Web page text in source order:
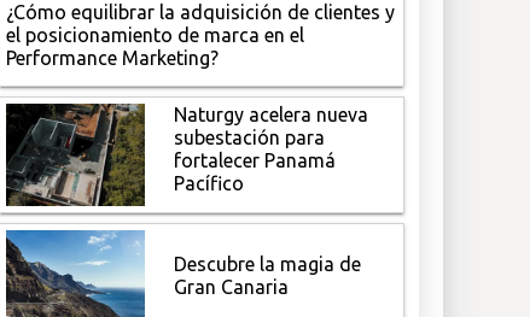
¿Cómo equilibrar la adquisición de clientes y
el posicionamiento de marca en el
Performance Marketing?
Naturgy acelera nueva
subestación para
fortalecer Panamá
Pacífico
Descubre la magia de
Gran Canaria